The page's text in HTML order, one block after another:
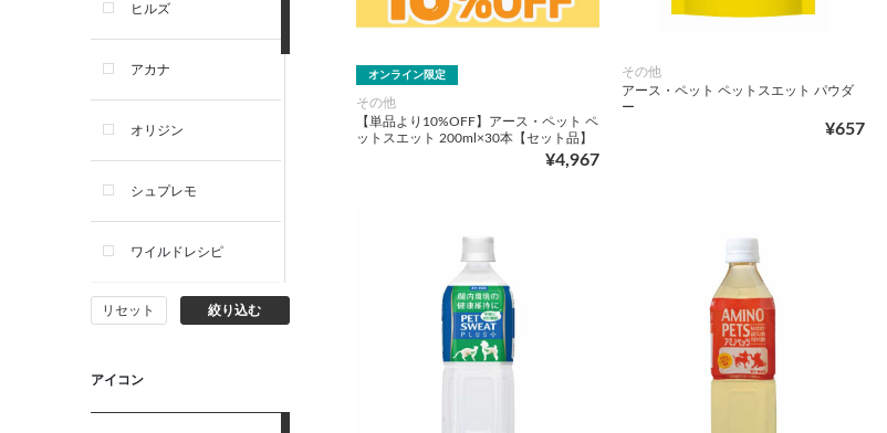
犬ドライフード
犬ウェットフード
犬おやつ
犬サプリ・ミルク・栄養補給
ヒルズ
アカナ
オリジン
シュプレモ
ワイルドレシピ
ナチュラルチョイス
ウェルネス
リセット 絞り込む
アイコン
オンライン限定
その他
【単品より10%OFF】アース・ペット ペ
ットスエット 200ml×30本【セット品】
¥4,967
その他
アース・ペット ペットスエット パウダ
ー
¥657